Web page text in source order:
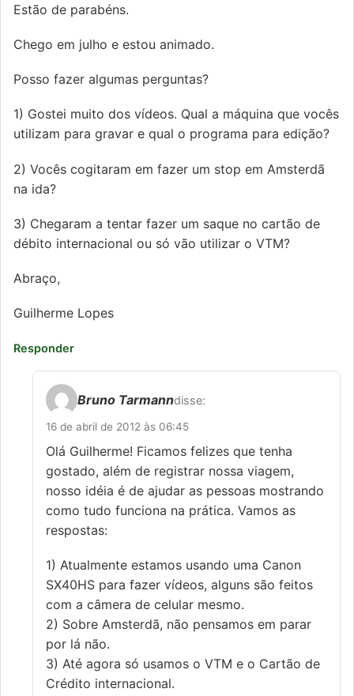
Estão de parabéns.
Chego em julho e estou animado.
Posso fazer algumas perguntas?
1) Gostei muito dos vídeos. Qual a máquina que vocês
utilizam para gravar e qual o programa para edição?
2) Vocês cogitaram em fazer um stop em Amsterdã
na ida?
3) Chegaram a tentar fazer um saque no cartão de
débito internacional ou só vão utilizar o VTM?
Abraço,
Guilherme Lopes
Responder
Bruno Tarmanndisse:
16 de abril de 2012 às 06:45
Olá Guilherme! Ficamos felizes que tenha
gostado, além de registrar nossa viagem,
nosso idéia é de ajudar as pessoas mostrando
como tudo funciona na prática. Vamos as
respostas:
1) Atualmente estamos usando uma Canon
SX40HS para fazer vídeos, alguns são feitos
com a câmera de celular mesmo.
2) Sobre Amsterdã, não pensamos em parar
por lá não.
3) Até agora só usamos o VTM e o Cartão de
Crédito internacional.